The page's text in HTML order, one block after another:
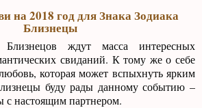
на 2018 год для Знака Зодиака
Близнецы
ждут масса интересных
свиданий. К тому же о себе
которая может вспыхнуть ярким
буду рады данному событию –
настоящим партнером.